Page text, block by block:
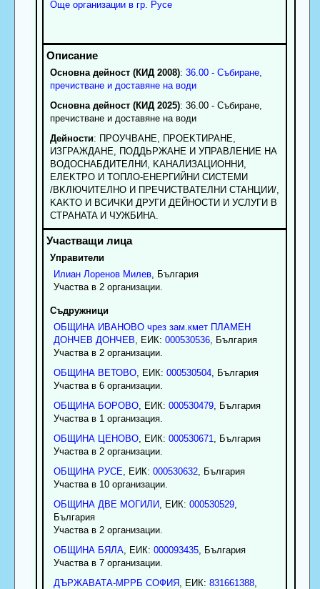
Още организации в гр. Русе
Основна дейност (КИД 2008): 36.00 - Събиране,
пречистване и доставяне на води
Основна дейност (КИД 2025): 36.00 - Събиране,
пречистване и доставяне на води
Дейности: ПPOУЧBAHE, ПPOEKTИPAHE,
ИЗГPAЖДAHE, ПOДДЬPЖAHE И УПPABЛEHИE HA
BOДOCHAБДИTEЛHИ, KAHAЛИЗAЦИOHHИ,
EЛEKTPO И TOПЛO-EHEPГИЙHИ CИCTEMИ
/BKЛЮЧИTEЛHO И ПPEЧИCTBATEЛHИ CTAHЦИИ/,
KAKTO И BCИЧKИ ДPУГИ ДEЙHOCTИ И УCЛУГИ B
CTPAHATA И ЧУЖБИHA.
Управители
Илиан Лоренов Милев, България
Участва в 2 организации.
Съдружници
ОБЩИНА ИВАНОВО чрез зам.кмет ПЛАМЕН
ДОНЧЕВ ДОНЧЕВ , ЕИК: 000530536, България
Участва в 2 организации.
ОБЩИНА ВЕТОВО, ЕИК: 000530504, България
Участва в 6 организации.
ОБЩИНА БОРОВО, ЕИК: 000530479, България
Участва в 1 организация.
ОБЩИНА ЦЕНОВО, ЕИК: 000530671
, България
Участва в 2 организации.
ОБЩИНА РУСЕ , ЕИК: 000530632, България
Участва в 10 организации.
ОБЩИНА ДВЕ МОГИЛИ, ЕИК: 000530529,
България
Участва в 2 организации.
ОБЩИНА БЯЛА, ЕИК: 000093435, България
Участва в 7 организации.
ДЪРЖАВАТА-МРРБ СОФИЯ, ЕИК: 831661388,